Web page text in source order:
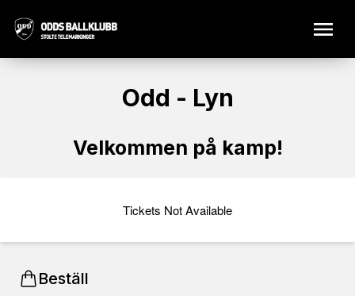
Odd - Lyn
Velkommen på kamp!
Tickets Not Available
Beställ